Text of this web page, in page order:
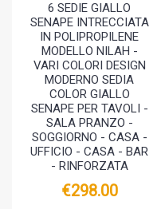
6 SEDIE GIALLO
SENAPE INTRECCIATA
IN POLIPROPILENE
MODELLO NILAH -
VARI COLORI DESIGN
MODERNO SEDIA
COLOR GIALLO
SENAPE PER TAVOLI -
SALA PRANZO -
SOGGIORNO - CASA -
UFFICIO - CASA - BAR
- RINFORZATA
€298.00